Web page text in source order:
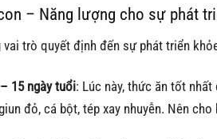
– Năng lượng cho sự phát
trò quyết định đến sự phát triển
15 ngày tuổi: Lúc này, thức ăn tốt
đỏ, cá bột, tép xay nhuyễn. Nên